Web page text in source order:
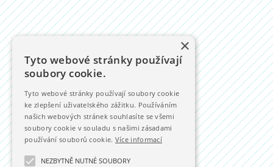
×
Tyto webové stránky používají
soubory cookie.
Tyto webové stránky používají soubory cookie
ke zlepšení uživatelského zážitku. Používáním
našich webových stránek souhlasíte se všemi
soubory cookie v souladu s našimi zásadami
používání souborů cookie. Více informací
NEZBYTNĚ NUTNÉ SOUBORY